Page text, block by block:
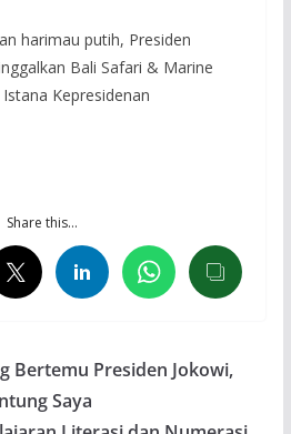
harimau putih, Presiden
Bali Safari & Marine
Kepresidenan
Share this…
Bertemu Presiden Jokowi,
Saya